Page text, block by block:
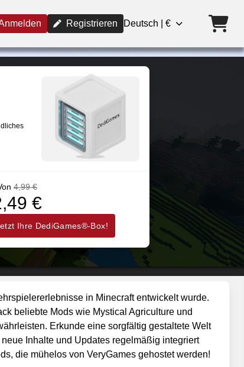
Anmelden Registrieren Deutsch | €
4,99 €
€
Ihre DediGames®-Box!
in Minecraft entwickelt wurde.
beliebte Mods wie Mystical Agriculture und
Erkunde eine sorgfältig gestaltete Welt
Inhalte und Updates regelmäßig integriert
die mühelos von VeryGames gehostet werden!